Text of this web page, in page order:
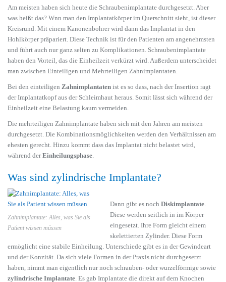
Am meisten haben sich heute die Schraubenimplantate durchgesetzt. Aber
was heißt das? Wnn man den Implantatkörper im Querschnitt sieht, ist dieser
Kreisrund. Mit einem Kanonenbohrer wird dann das Implantat in den
Hohlkörper präpariert. Diese Technik ist für den Patienten am angenehmsten
und führt auch nur ganz selten zu Komplikationen. Schraubenimplantate
haben den Vorteil, das die Einheilzeit verkürzt wird. Außerdem unterscheidet
man zwischen Einteiligen und Mehrteiligen Zahnimplantaten.
Bei den einteiligen Zahnimplantaten ist es so dass, nach der Insertion ragt
der Implantatkopf aus der Schleimhaut heraus. Somit lässt sich während der
Einheilzeit eine Belastung kaum vermeiden.
Die mehrteiligen Zahnimplantate haben sich mit den Jahren am meisten
durchgesetzt. Die Kombinationsmöglichkeiten werden den Verhältnissen am
ehesten gerecht. Hinzu kommt dass das Implantat nicht belastet wird,
während derEinheilungsphase.
Was sind zylindrische Implantate?
Zahnimplantate: Alles, was Sie als
Patient wissen müssen
Dann gibt es noch Diskimplantate.
Diese werden seitlich in im Körper
eingesetzt. Ihre Form gleicht einem
skelettierten Zylinder. Diese Form
ermöglicht eine stabile Einheilung. Unterschiede gibt es in der Gewindeart
und der Konzität. Da sich viele Formen in der Praxis nicht durchgesetzt
haben, nimmt man eigentlich nur noch schrauben- oder wurzelförmige sowie
zylindrische Implantate. Es gab Implantate die direkt auf dem Knochen